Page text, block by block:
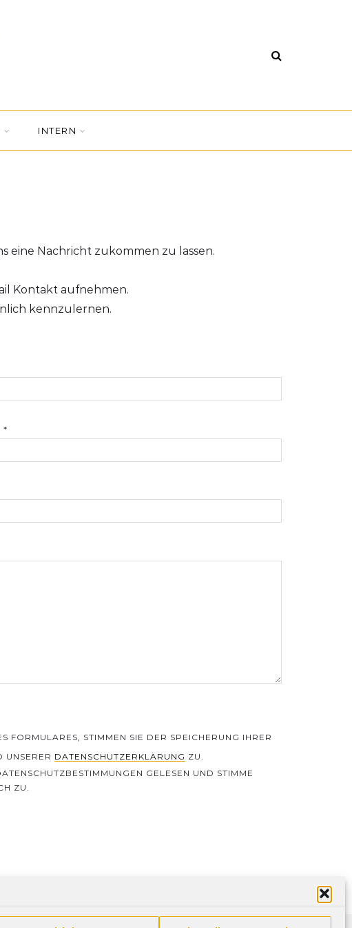
INTERN
eine Nachricht zukommen zu lassen.
Kontakt aufnehmen.
kennzulernen.
*
FORMULARES, STIMMEN SIE DER SPEICHERUNG IHRER
UNSERER DATENSCHUTZERKLÄRUNG ZU.
GELESEN UND STIMME
ZU.
EMPTY.